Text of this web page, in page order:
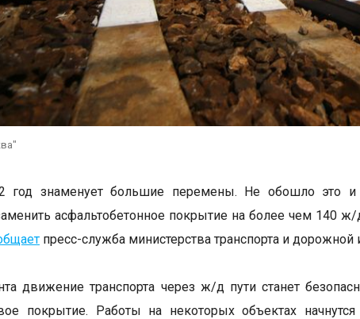
год знаменует большие перемены. Не обошло это
асфальтобетонное покрытие на более чем 140
пресс-служба министерства транспорта и дорожной
движение транспорта через ж/д пути станет
покрытие. Работы на некоторых объектах